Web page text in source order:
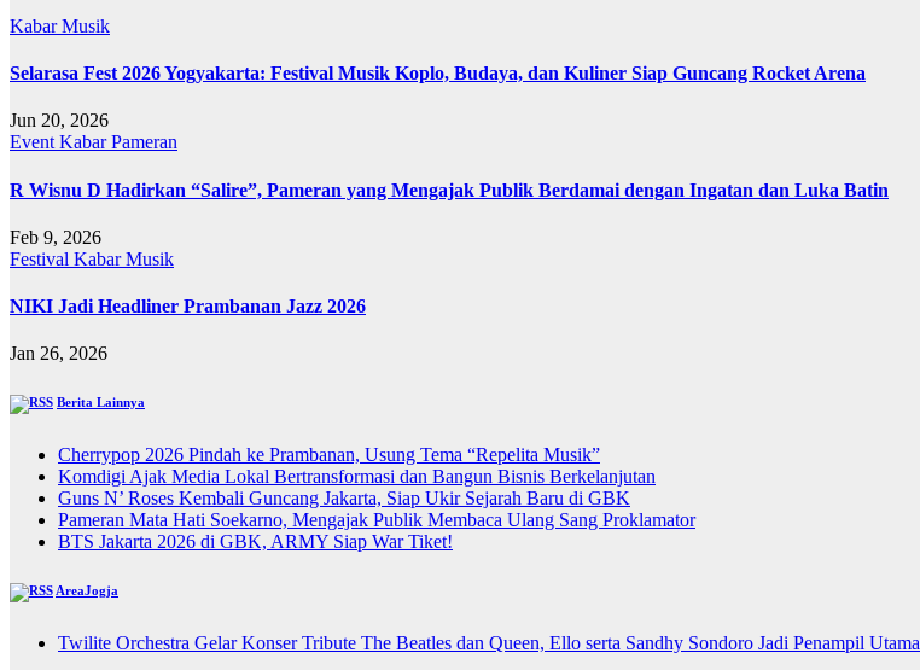
KabarMusik
Selarasa Fest 2026 Yogyakarta: Festival Musik Koplo, Budaya, dan Kuliner Siap Guncang Rocket Arena
Jun 20, 2026
Event KabarPameran
R Wisnu D Hadirkan “Salire”, Pameran yang Mengajak Publik Berdamai dengan Ingatan dan Luka Batin
Feb 9, 2026
Festival KabarMusik
NIKI Jadi Headliner Prambanan Jazz 2026
Jan 26, 2026
Berita Lainnya
Cherrypop 2026 Pindah ke Prambanan, Usung Tema “Repelita Musik”
Komdigi Ajak Media Lokal Bertransformasi dan Bangun Bisnis Berkelanjutan
Guns N’ Roses Kembali Guncang Jakarta, Siap Ukir Sejarah Baru di GBK
Pameran Mata Hati Soekarno, Mengajak Publik Membaca Ulang Sang Proklamator
BTS Jakarta 2026 di GBK, ARMY Siap War Tiket!
AreaJogja
Twilite Orchestra Gelar Konser Tribute The Beatles dan Queen, Ello serta Sandhy Sondoro Jadi Penampil Utama